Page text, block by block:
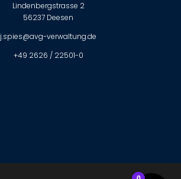
Lindenbergstrasse 2
56237 Deesen
j.spies@avg-verwaltung.de
+49 2626 / 22501-0